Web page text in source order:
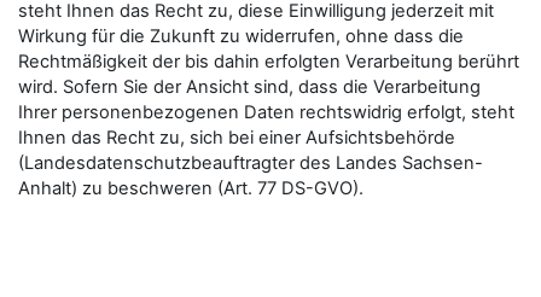
steht Ihnen das Recht zu, diese Einwilligung jederzeit mit
Wirkung für die Zukunft zu widerrufen, ohne dass die
Rechtmäßigkeit der bis dahin erfolgten Verarbeitung berührt
wird. Sofern Sie der Ansicht sind, dass die Verarbeitung
Ihrer personenbezogenen Daten rechtswidrig erfolgt, steht
Ihnen das Recht zu, sich bei einer Aufsichtsbehörde
(Landesdatenschutzbeauftragter des Landes Sachsen-
Anhalt) zu beschweren (Art. 77 DS-GVO).